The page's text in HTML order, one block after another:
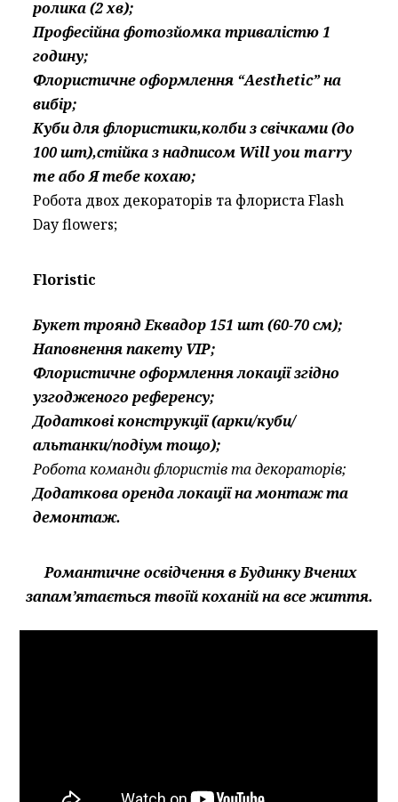
ролика (2 хв);
Професійна фотозйомка тривалістю 1
годину;
Флористичне оформлення “Aesthetic” на
вибір;
Куби для флористики,колби з свічками (до
100 шт),стійка з надписом Will you marry
me або Я тебе кохаю;
Робота двох декораторів та флориста Flash
Day flowers;
Floristic
Букет троянд Еквадор 151 шт (60-70 см);
Наповнення пакету VIP;
Флористичне оформлення локації згідно
узгодженого референсу;
Додаткові конструкції (арки/куби/
альтанки/подіум тощо);
Робота команди флористів та декораторів;
Додаткова оренда локації на монтаж та
демонтаж.
Романтичне освідчення в Будинку Вчених
запам’ятається твоїй коханій на все життя.